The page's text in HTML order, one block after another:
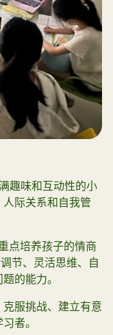
趣味和互动性的小
际关系和自我管
点培养孩子的情商
节、灵活思维、自
的能力。
服挑战、建立有意
者。